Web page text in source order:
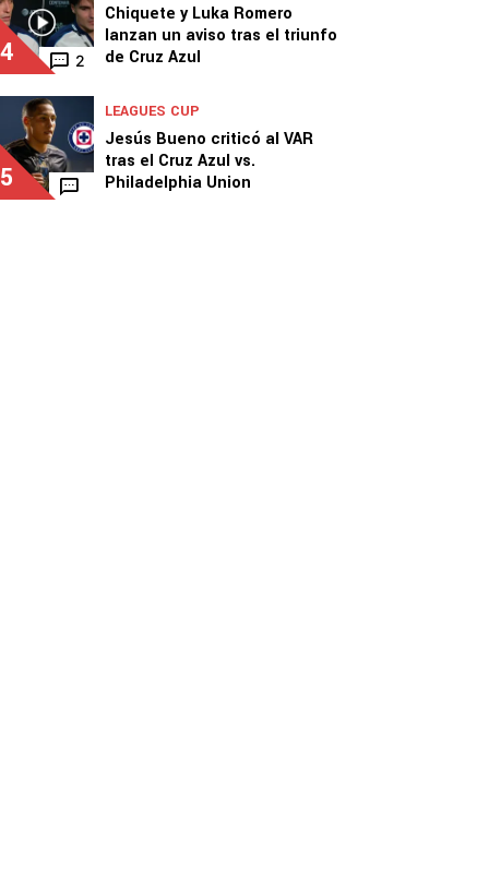
4 2
Chiquete y Luka Romero
lanzan un aviso tras el triunfo
de Cruz Azul
5
LEAGUES CUP
Jesús Bueno criticó al VAR
tras el Cruz Azul vs.
Philadelphia Union